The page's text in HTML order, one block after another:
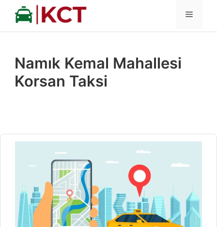
İçeriğe
MENÜ
Namık Kemal Mahallesi
Korsan Taksi